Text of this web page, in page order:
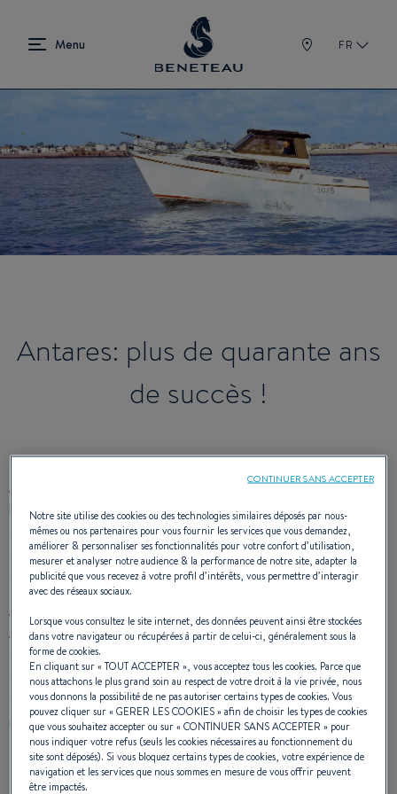
FR
Antares: plus de quarante ans
de succès !
Antares ? Tout le monde connait ! Ces timoniers marins et
habitables se sont arrogés une place à part dans le cœur et
dans l’esprit des plaisanciers depuis 1977… Date du lancement
l’Antarès 7.50, conçue parAndré Bénéteau. La première
d’une longue série à succès.
Avec
Antares est à la fois lagamme moteur « historique » et
« best-seller »du chantier vendéen. Ces unités familiales par
excellence doivent leur place de « chouchou » à la silhouette
classique, leurs excellentes carènes, leur comportement
marin très sûr, comme pour leurs beaux espaces de vie.
Intemporelles et rassurantes, les Antares ont une histoire qui
se confond avec celle de la plaisance et des plaisanciers.
Notre site utilise des cookies ou des technologies similaires déposés par nous-
mêmes ou nos partenaires pour vous fournir les services que vous demandez,
améliorer & personnaliser ses fonctionnalités pour votre confort d’utilisation,
mesurer et analyser notre audience & la performance de notre site, adapter la
publicité que vous recevez à votre profil d’intérêts, vous permettre d’interagir
avec des réseaux sociaux.
Lorsque vous consultez le site internet, des données peuvent ainsi être stockées
dans votre navigateur ou récupérées à partir de celui-ci, généralement sous la
forme de cookies.
En cliquant sur «TOUT ACCEPTER », vous acceptez tous les cookies. Parce que
nous attachons le plus grand soin au respect de votre droit à la vie privée, nous
vous donnons la possibilité de ne pas autoriser certains types de cookies. Vous
pouvez cliquer sur «GERER LES COOKIES» afin de choisir les types de cookies
que vous souhaitez accepter ou sur «CONTINUER SANS ACCEPTER » pour
nous indiquer votre refus (seuls les cookies nécessaires au fonctionnement du
site sont déposés). Si vous bloquez certains types de cookies, votre expérience de
navigation et les services que nous sommes en mesure de vous offrir peuvent
être impactés.
CONTINUER SANS ACCEPTER